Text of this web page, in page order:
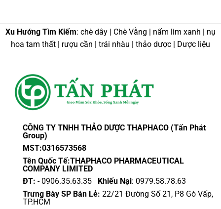
Xu Hướng Tìm Kiếm: chè dây | Chè Vằng | nấm lim xanh | nụ
hoa tam thất | rượu cần | trái nhàu | thảo dược | Dược liệu
CÔNG TY TNHH THẢO DƯỢC THAPHACO (Tấn Phát
Group)
MST:0316573568
Tên Quốc Tế:THAPHACO PHARMACEUTICAL
COMPANY LIMITED
ĐT: - 0906.35.63.35 Khiếu Nại: 0979.58.78.63
Trưng Bày SP Bán Lẻ: 22/21 Đường Số 21, P8 Gò Vấp,
TP.HCM